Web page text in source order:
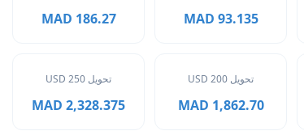
93.135 MAD
186.27 MAD
تحويل 200 USD
1,862.70 MAD
تحويل 250 USD
2,328.375 MAD